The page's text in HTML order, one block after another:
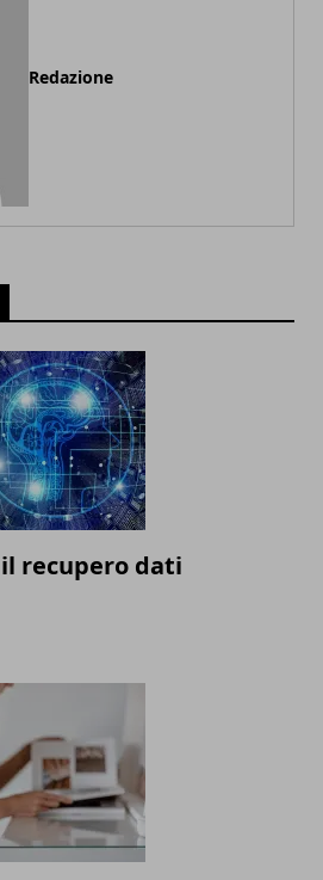
Redazione
recupero dati